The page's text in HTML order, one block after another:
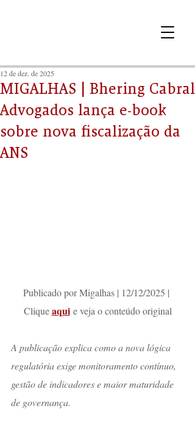
MIGALHAS | Bhering Cabral
Advogados lança e-book
sobre nova fiscalização da
ANS
12 de dez. de 2025
Publicado por Migalhas | 12/12/2025 |
Clique aqui e veja o conteúdo original
A publicação explica como a nova lógica
regulatória exige monitoramento contínuo,
gestão de indicadores e maior maturidade
de governança.